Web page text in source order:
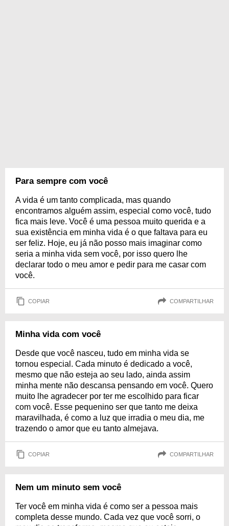
Para sempre com você
A vida é um tanto complicada, mas quando
encontramos alguém assim, especial como você, tudo
fica mais leve. Você é uma pessoa muito querida e a
sua existência em minha vida é o que faltava para eu
ser feliz. Hoje, eu já não posso mais imaginar como
seria a minha vida sem você, por isso quero lhe
declarar todo o meu amor e pedir para me casar com
você.
COPIAR COMPARTILHAR
Minha vida com você
Desde que você nasceu, tudo em minha vida se
tornou especial. Cada minuto é dedicado a você,
mesmo que não esteja ao seu lado, ainda assim
minha mente não descansa pensando em você. Quero
muito lhe agradecer por ter me escolhido para ficar
com você. Esse pequenino ser que tanto me deixa
maravilhada, é como a luz que irradia o meu dia, me
trazendo o amor que eu tanto almejava.
COPIAR COMPARTILHAR
Nem um minuto sem você
Ter você em minha vida é como ser a pessoa mais
completa desse mundo. Cada vez que você sorri, o